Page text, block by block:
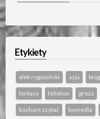
Etykiety
alek rogoziński azja
fantasy felieton groza
kocham czytać komedia